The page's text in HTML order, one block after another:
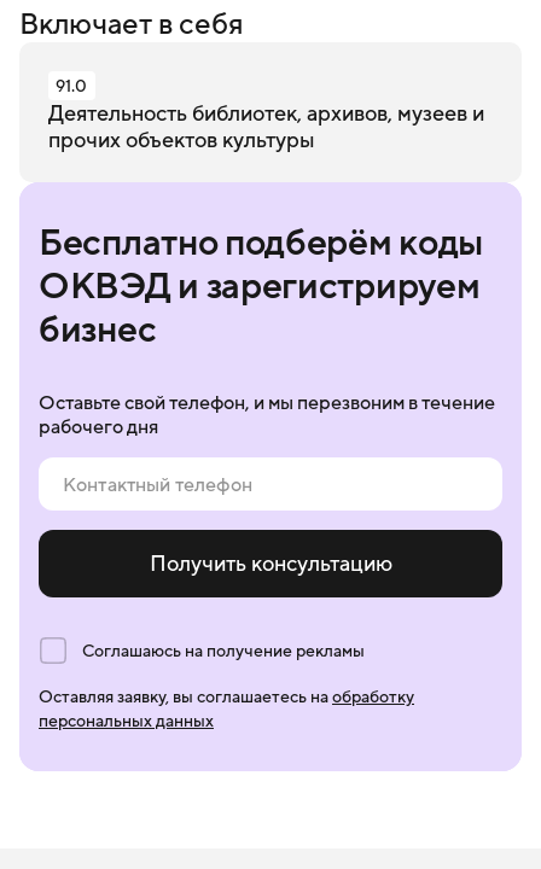
Включает в себя
91.0
Деятельность библиотек, архивов, музеев и
прочих объектов культуры
Бесплатно подберём коды
ОКВЭД и зарегистрируем
бизнес
Оставьте свой телефон, и мы перезвоним в течение
рабочего дня
Получить консультацию
Соглашаюсь на получение рекламы
Оставляя заявку, вы соглашаетесь наобработку
персональных данных